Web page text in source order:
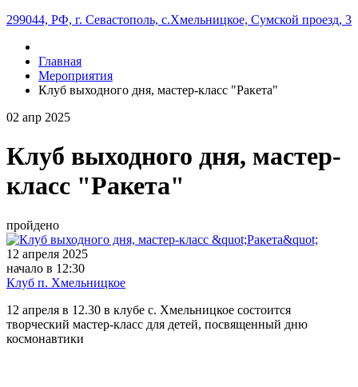
299044, РФ, г. Севастополь, с.Хмельницкое, Сумской проезд, 3
Главная
Мероприятия
Клуб выходного дня, мастер-класс "Ракета"
02 апр 2025
Клуб выходного дня, мастер-
класс "Ракета"
пройдено
12 апреля 2025
начало в 12:30
Клуб п. Хмельницкое
12 апреля в 12.30 в клубе с. Хмельницкое состоится
творческий мастер-класс для детей, посвященный дню
космонавтики